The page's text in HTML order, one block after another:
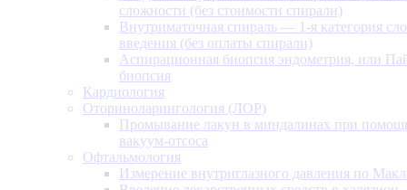
сложности (без стоимости спирали)
Внутриматочная спираль — 1-я категория
введения (без оплаты спирали)
Аспирационная биопсия эндометрия, или
биопсия
Кардиология
Оториноларингология (ЛОР)
Промывание лакун в миндалинах при
вакуум-отсоса
Офтальмология
Измерение внутриглазного давления по